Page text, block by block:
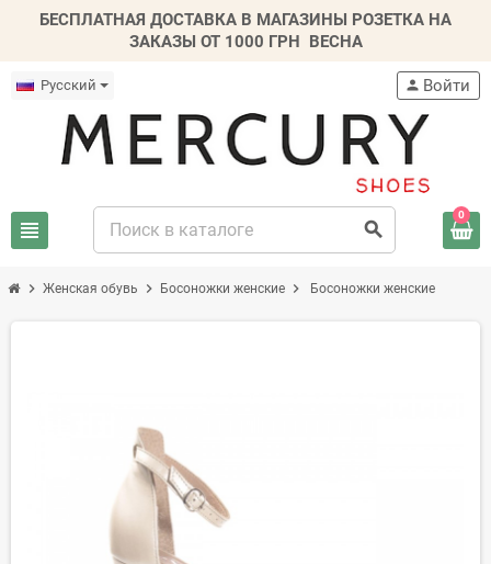
БЕСПЛАТНАЯ ДОСТАВКА В МАГАЗИНЫ РОЗЕТКА НА
ЗАКАЗЫ ОТ 1000 ГРН ВЕСНА
Русский
view_headline search
person Войти
0
chevron_right Женская обувь chevron_right Босоножки женские chevron_right Босоножки женские